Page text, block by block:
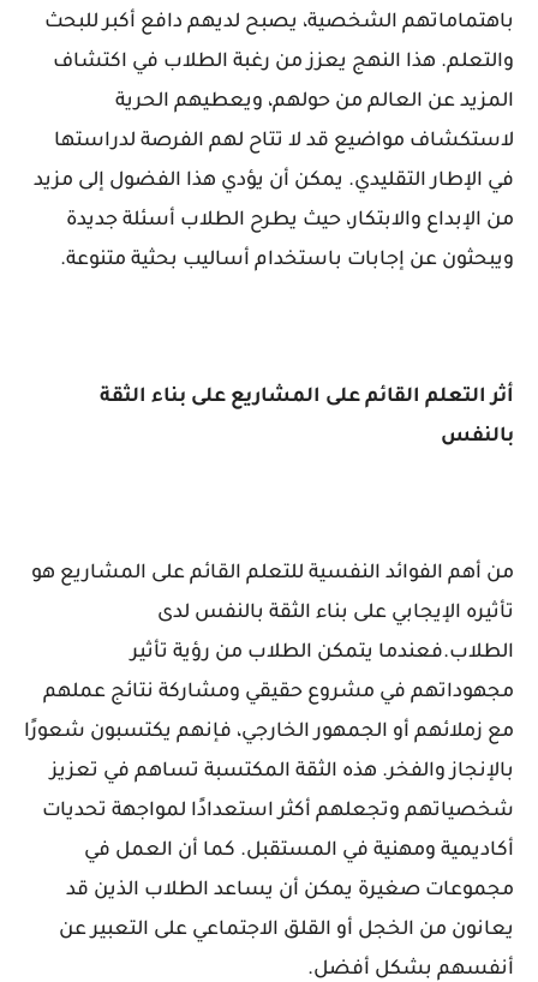
باهتماماتهم الشخصية، يصبح لديهم دافع أكبر للبحث
والتعلم. هذا النهج يعزز من رغبة الطلاب في اكتشاف
المزيد عن العالم من حولهم، ويعطيهم الحرية
لاستكشاف مواضيع قد لا تتاح لهم الفرصة لدراستها
في الإطار التقليدي. يمكن أن يؤدي هذا الفضول إلى مزيد
من الإبداع والابتكار، حيث يطرح الطلاب أسئلة جديدة
ويبحثون عن إجابات باستخدام أساليب بحثية متنوعة.
أثر التعلم القائم على المشاريع على بناء الثقة
بالنفس
من أهم الفوائد النفسية للتعلم القائم على المشاريع هو
تأثيره الإيجابي على بناء الثقة بالنفس لدى
الطلاب.فعندما يتمكن الطلاب من رؤية تأثير
مجهوداتهم في مشروع حقيقي ومشاركة نتائج عملهم
مع زملائهم أو الجمهور الخارجي، فإنهم يكتسبون شعورًا
بالإنجاز والفخر. هذه الثقة المكتسبة تساهم في تعزيز
شخصياتهم وتجعلهم أكثر استعدادًا لمواجهة تحديات
أكاديمية ومهنية في المستقبل. كما أن العمل في
مجموعات صغيرة يمكن أن يساعد الطلاب الذين قد
يعانون من الخجل أو القلق الاجتماعي على التعبير عن
أنفسهم بشكل أفضل.